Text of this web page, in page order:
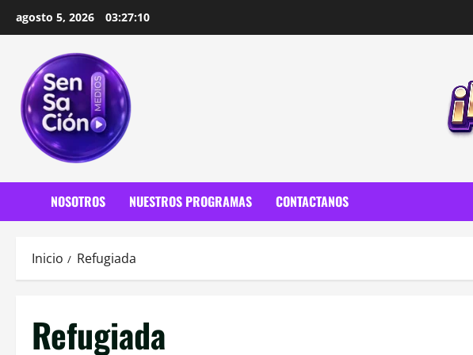
agosto 5, 2026 03:27:12
NOSOTROS NUESTROS PROGRAMAS CONTACTANOS
Inicio Refugiada
Refugiada